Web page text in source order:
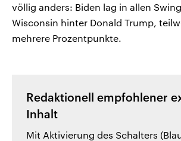
völlig anders: Biden lag in allen
Wisconsin hinter Donald Trump,
mehrere Prozentpunkte.
Redaktionell empfohlener
Inhalt
Mit Aktivierung des Schalters